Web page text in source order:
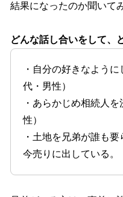
結果になったのか聞いて
どんな話し合いをして、
・自分の好きなよう
代・男性）
・あらかじめ相続人
性）
・土地を兄弟が誰も
今売りに出している。